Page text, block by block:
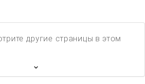
другие страницы в этом